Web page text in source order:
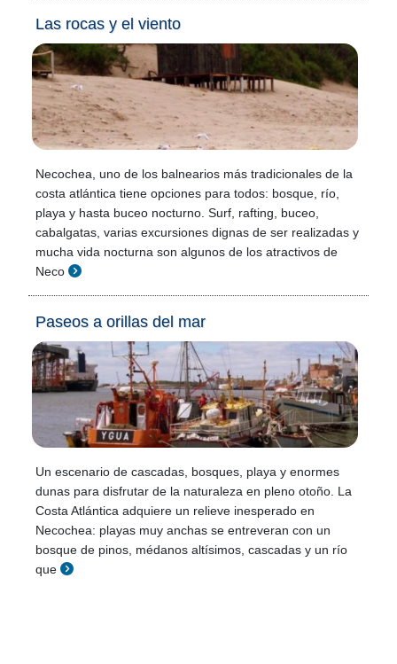
Las rocas y el viento
Necochea, uno de los balnearios más tradicionales de la
costa atlántica tiene opciones para todos: bosque, río,
playa y hasta buceo nocturno. Surf, rafting, buceo,
cabalgatas, varias excursiones dignas de ser realizadas y
mucha vida nocturna son algunos de los atractivos de
Neco
Paseos a orillas del mar
Un escenario de cascadas, bosques, playa y enormes
dunas para disfrutar de la naturaleza en pleno otoño. La
Costa Atlántica adquiere un relieve inesperado en
Necochea: playas muy anchas se entreveran con un
bosque de pinos, médanos altísimos, cascadas y un río
que